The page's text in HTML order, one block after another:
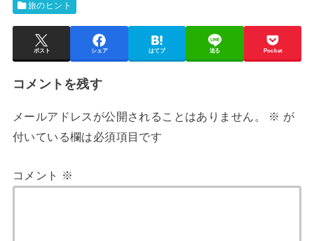
旅のヒント
ポスト シェア はてブ 送る Pocket
コメントを残す
メールアドレスが公開されることはありません。 ※ が
付いている欄は必須項目です
コメント ※